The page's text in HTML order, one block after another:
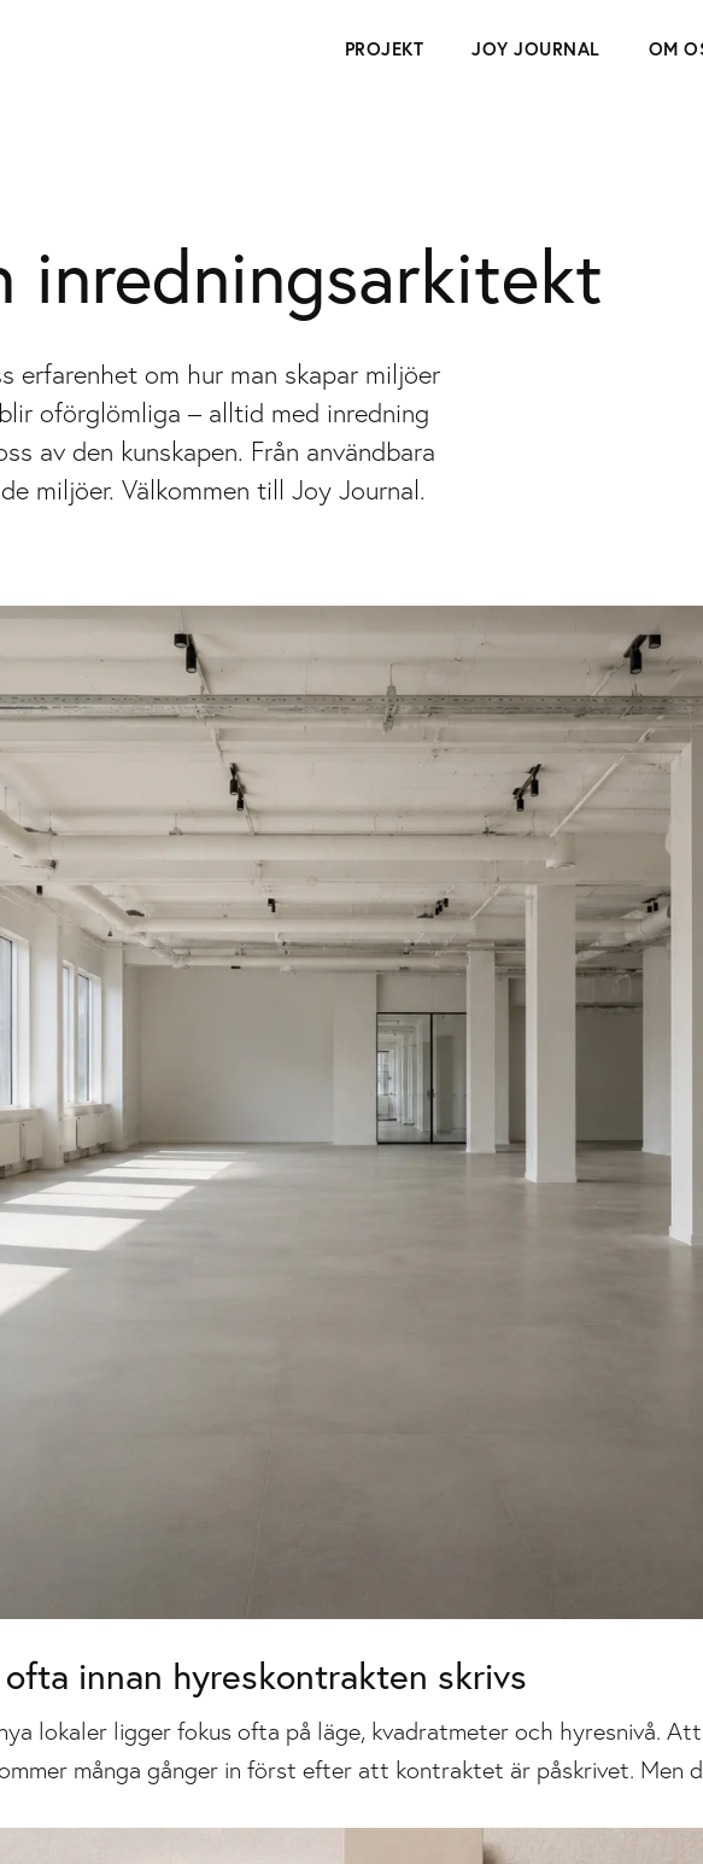
PROJEKT JOY JOURNAL OM
inredningsarkitekt
erfarenhet om hur man skapar miljöer
oförglömliga – alltid med inredning
av den kunskapen. Från användbara
miljöer. Välkommen till Joy Journal.
innan hyreskontrakten skrivs
lokaler ligger fokus ofta på läge, kvadratmeter och hyresnivå.
många gånger in först efter att kontraktet är påskrivet.